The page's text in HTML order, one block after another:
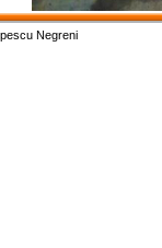
Negreni